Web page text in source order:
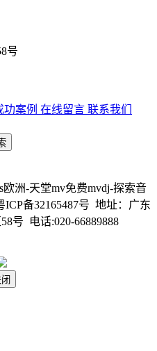
号
功案例 在线留言 联系我们
欧洲-天堂mv免费mvdj-探索音
备32165487号 地址：广东
号 电话:020-66889888